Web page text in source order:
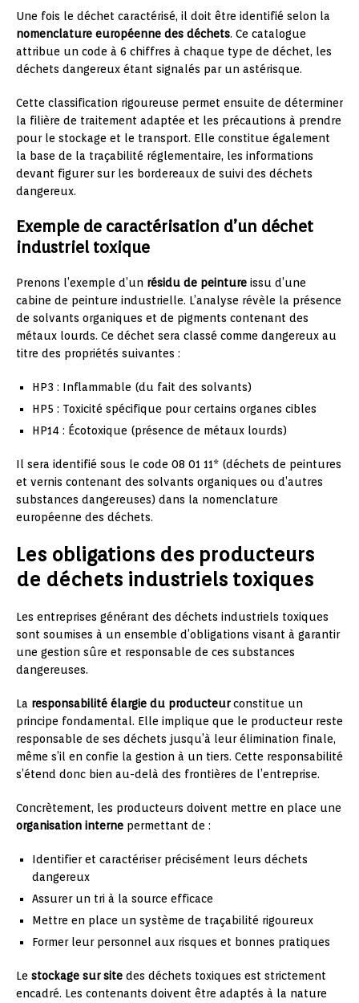
Une fois le déchet caractérisé, il doit être identifié selon la
nomenclature européenne des déchets. Ce catalogue
attribue un code à 6 chiffres à chaque type de déchet, les
déchets dangereux étant signalés par un astérisque.
Cette classification rigoureuse permet ensuite de déterminer
la filière de traitement adaptée et les précautions à prendre
pour le stockage et le transport. Elle constitue également
la base de la traçabilité réglementaire, les informations
devant figurer sur les bordereaux de suivi des déchets
dangereux.
Exemple de caractérisation d’un déchet
industriel toxique
Prenons l’exemple d’un résidu de peinture issu d’une
cabine de peinture industrielle. L’analyse révèle la présence
de solvants organiques et de pigments contenant des
métaux lourds. Ce déchet sera classé comme dangereux au
titre des propriétés suivantes :
HP3 : Inflammable (du fait des solvants)
HP5 : Toxicité spécifique pour certains organes cibles
HP14 : Écotoxique (présence de métaux lourds)
Il sera identifié sous le code 08 01 11* (déchets de peintures
et vernis contenant des solvants organiques ou d’autres
substances dangereuses) dans la nomenclature
européenne des déchets.
Les obligations des producteurs
de déchets industriels toxiques
Les entreprises générant des déchets industriels toxiques
sont soumises à un ensemble d’obligations visant à garantir
une gestion sûre et responsable de ces substances
dangereuses.
La responsabilité élargie du producteurconstitue un
principe fondamental. Elle implique que le producteur reste
responsable de ses déchets jusqu’à leur élimination finale,
même s’il en confie la gestion à un tiers. Cette responsabilité
s’étend donc bien au-delà des frontières de l’entreprise.
Concrètement, les producteurs doivent mettre en place une
organisation interne permettant de :
Identifier et caractériser précisément leurs déchets
dangereux
Assurer un tri à la source efficace
Mettre en place un système de traçabilité rigoureux
Former leur personnel aux risques et bonnes pratiques
Le stockage sur site des déchets toxiques est strictement
encadré. Les contenants doivent être adaptés à la nature